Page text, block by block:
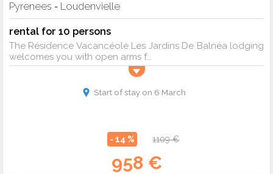
Pyrenees - Loudenvielle
rental for 10 persons
The Résidence Vacancéole Les Jardins De Balnéa lodging
welcomes you with open arms f...
Start of stay on 6 March
- 14 % 1109 €
958 €